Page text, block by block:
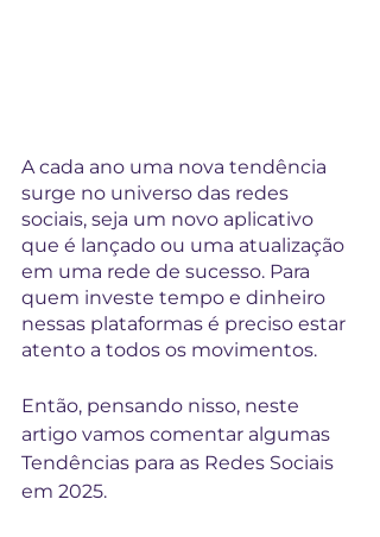
A cada ano uma nova tendência
surge no universo das redes
sociais, seja um novo aplicativo
que é lançado ou uma atualização
em uma rede de sucesso. Para
quem investe tempo e dinheiro
nessas plataformas é preciso estar
atento a todos os movimentos.
Então, pensando nisso, neste
artigo vamos comentar algumas
Tendências para as Redes Sociais
em 2025.